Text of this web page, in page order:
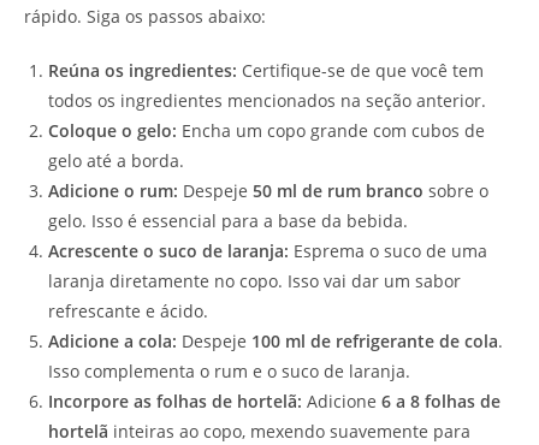
rápido. Siga os passos abaixo:
Reúna os ingredientes: Certifique-se de que você tem
todos os ingredientes mencionados na seção anterior.
Coloque o gelo: Encha um copo grande com cubos de
gelo até a borda.
Adicione o rum: Despeje 50 ml de rum branco sobre o
gelo. Isso é essencial para a base da bebida.
Acrescente o suco de laranja: Esprema o suco de uma
laranja diretamente no copo. Isso vai dar um sabor
refrescante e ácido.
Adicione a cola: Despeje 100 ml de refrigerante de cola.
Isso complementa o rum e o suco de laranja.
Incorpore as folhas de hortelã: Adicione 6 a 8 folhas de
hortelã inteiras ao copo, mexendo suavemente para